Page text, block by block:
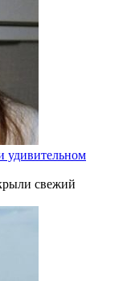
удивительном
свежий